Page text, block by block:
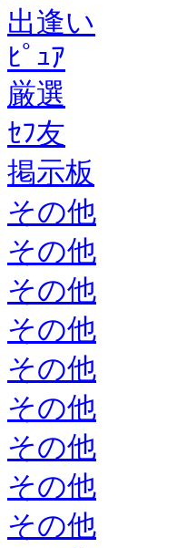
出逢い
ﾋﾟｭｱ
厳選
ｾﾌ友
掲示板
その他
その他
その他
その他
その他
その他
その他
その他
その他